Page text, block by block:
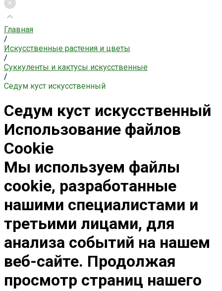
Главная
/
Искусственные растения и цветы
/
Суккуленты и кактусы искусственные
/
Седум куст искусственный
Седум куст искусственный
Использование файлов
Cookie
Мы используем файлы
cookie, разработанные
нашими специалистами и
третьими лицами, для
анализа событий на нашем
веб-сайте. Продолжая
просмотр страниц нашего